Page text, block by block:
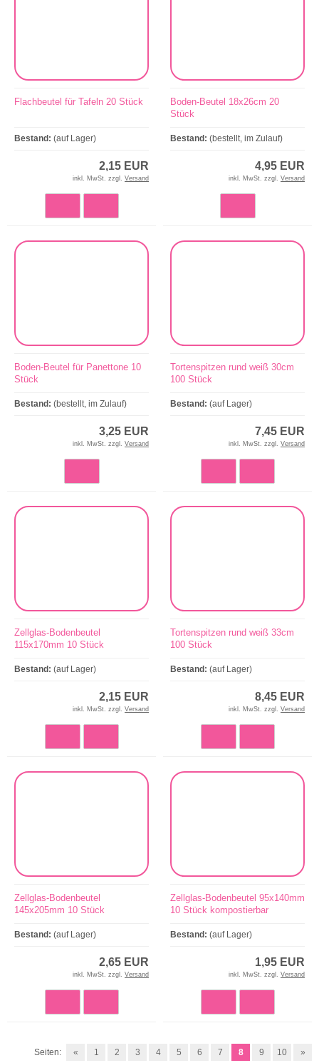
Flachbeutel für Tafeln 20 Stück
Bestand: (auf Lager)
2,15 EUR
inkl. MwSt. zzgl. Versand
Boden-Beutel 18x26cm 20
Stück
Bestand: (bestellt, im Zulauf)
4,95 EUR
inkl. MwSt. zzgl. Versand
Boden-Beutel für Panettone 10
Stück
Bestand: (bestellt, im Zulauf)
3,25 EUR
inkl. MwSt. zzgl. Versand
Tortenspitzen rund weiß 30cm
100 Stück
Bestand: (auf Lager)
7,45 EUR
inkl. MwSt. zzgl. Versand
Zellglas-Bodenbeutel
115x170mm 10 Stück
Bestand: (auf Lager)
2,15 EUR
inkl. MwSt. zzgl. Versand
Tortenspitzen rund weiß 33cm
100 Stück
Bestand: (auf Lager)
8,45 EUR
inkl. MwSt. zzgl. Versand
Zellglas-Bodenbeutel
145x205mm 10 Stück
Bestand: (auf Lager)
2,65 EUR
inkl. MwSt. zzgl. Versand
Zellglas-Bodenbeutel 95x140mm
10 Stück kompostierbar
Bestand: (auf Lager)
1,95 EUR
inkl. MwSt. zzgl. Versand
Seiten: « 1 2 3 4 5 6 7 8 9 10 »